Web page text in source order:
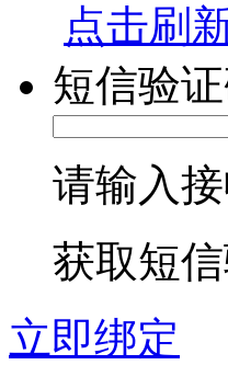
点击刷
短信验证
请输入
获取短
立即绑定